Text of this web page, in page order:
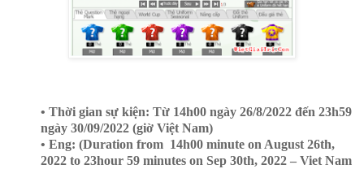
• Thời gian sự kiện: Từ 14h00 ngày 26/8/2022 đến 23h59
ngày 30/09/2022 (giờ Việt Nam)
• Eng: (Duration from 14h00 minute on August 26th,
2022 to 23hour 59 minutes on Sep 30th, 2022 – Viet Nam